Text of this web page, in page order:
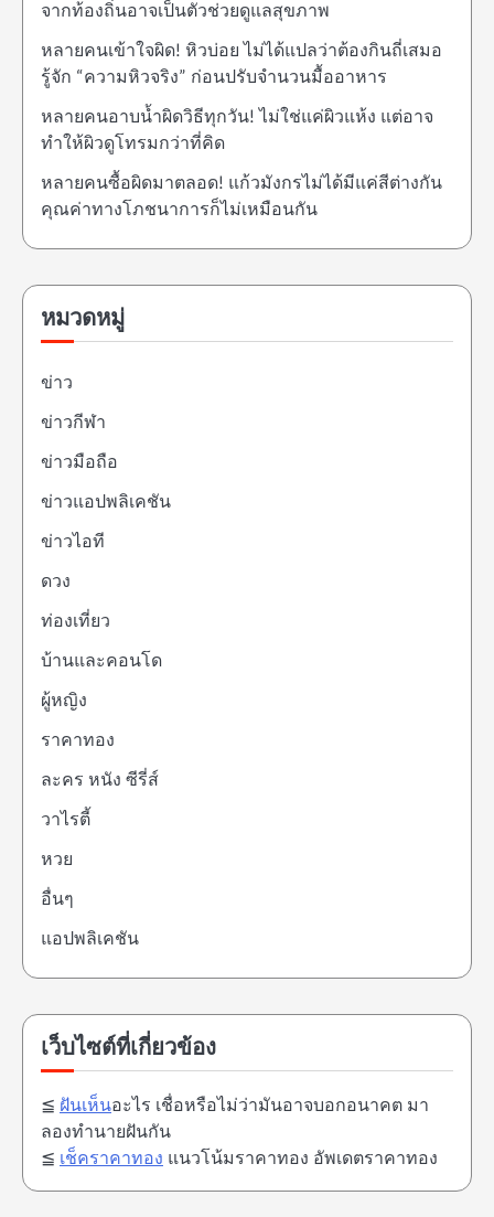
จากท้องถิ่นอาจเป็นตัวช่วยดูแลสุขภาพ
หลายคนเข้าใจผิด! หิวบ่อย ไม่ได้แปลว่าต้องกินถี่เสมอ
รู้จัก “ความหิวจริง” ก่อนปรับจำนวนมื้ออาหาร
หลายคนอาบน้ำผิดวิธีทุกวัน! ไม่ใช่แค่ผิวแห้ง แต่อาจ
ทำให้ผิวดูโทรมกว่าที่คิด
หลายคนซื้อผิดมาตลอด! แก้วมังกรไม่ได้มีแค่สีต่างกัน
คุณค่าทางโภชนาการก็ไม่เหมือนกัน
หมวดหมู่
ข่าว
ข่าวกีฬา
ข่าวมือถือ
ข่าวแอปพลิเคชัน
ข่าวไอที
ดวง
ท่องเที่ยว
บ้านและคอนโด
ผู้หญิง
ราคาทอง
ละคร หนัง ซีรี่ส์
วาไรตี้
หวย
อื่นๆ
แอปพลิเคชัน
เว็บไซต์ที่เกี่ยวข้อง
≦ ฝันเห็นอะไร เชื่อหรือไม่ว่ามันอาจบอกอนาคต มา
ลองทำนายฝันกัน
≦ เช็คราคาทอง แนวโน้มราคาทอง อัพเดตราคาทอง